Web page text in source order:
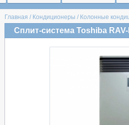
Главная / Кондиционеры / Колонные
Сплит-система Toshiba RAV-